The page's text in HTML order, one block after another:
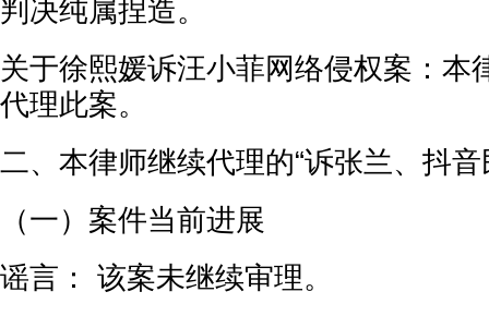
判决纯属捏造。
关于徐熙媛诉汪小菲网络侵权案：本
代理此案。
二、本律师继续代理的“诉张兰、抖
（一）案件当前进展
谣言： 该案未继续审理。